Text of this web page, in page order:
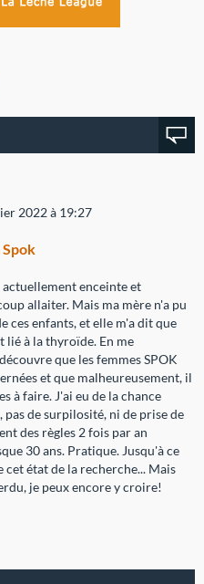
2022 à 19:27
Spok
actuellement enceinte et
allaiter. Mais ma mère n'a pu
ces enfants, et elle m'a dit que
lié à la thyroïde. En me
que les femmes SPOK
et que malheureusement, il
à faire. J'ai eu de la chance
pas de surpilosité, ni de prise de
des règles 2 fois par an
30 ans. Pratique. Jusqu'à ce
cet état de la recherche... Mais
je peux encore y croire!